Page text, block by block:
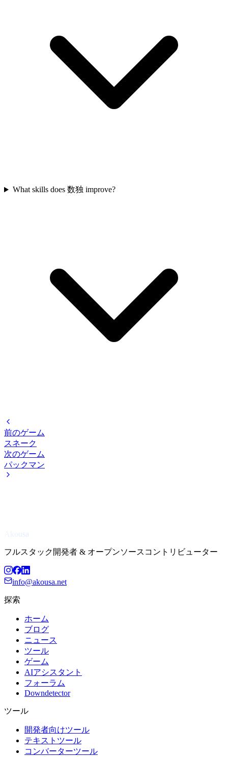
What skills does 数独 improve?
前のゲーム
スネーク
次のゲーム
パックマン
Akousa
フルスタック開発者 & オープンソースコントリビューター
info@akousa.net
探索
ホーム
ブログ
ニュース
ツール
ゲーム
AIアシスタント
フォーラム
Downdetector
ツール
開発者向けツール
テキストツール
コンバーターツール